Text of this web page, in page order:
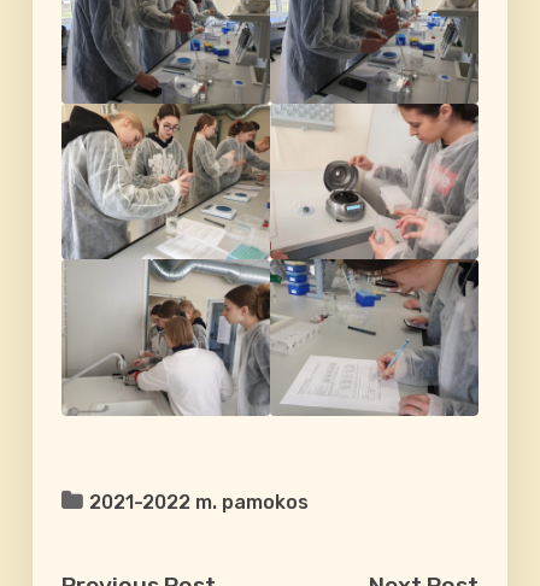
2021-2022 m. pamokos